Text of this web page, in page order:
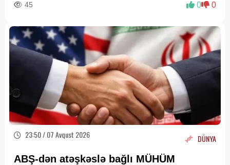
45 0 0
23:50 / 07 Avqust 2026 DÜNYA
ABŞ-dən atəşkəslə bağlı MÜHÜM